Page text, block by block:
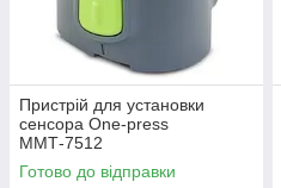
Пристрій для установки
сенсора One-press
ММТ-7512
Готово до відправки